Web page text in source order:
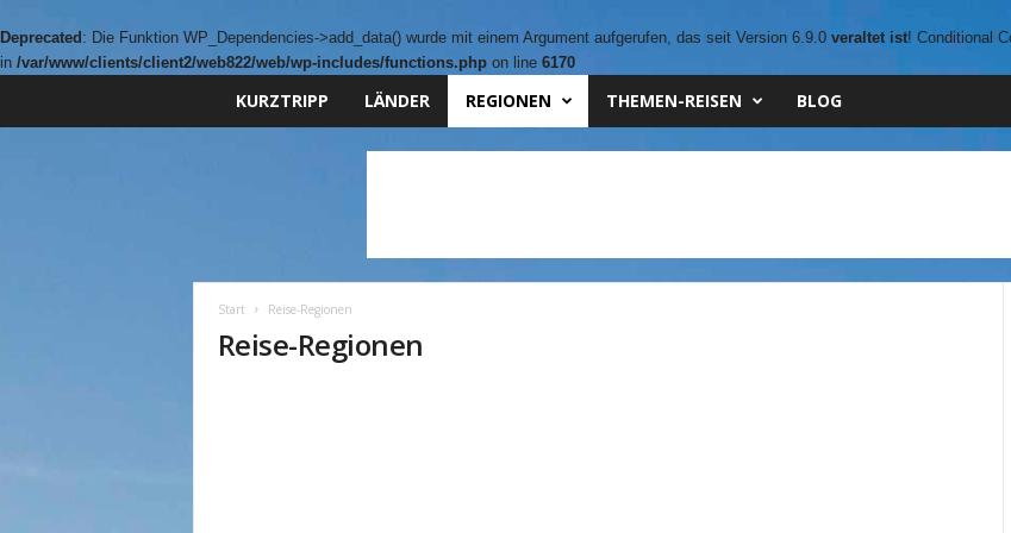
Deprecated : Die Funktion WP_Dependencies->add_data() wurde mit einem Argument aufgerufen, das seit Version 6.9.0 veraltet ist! Conditional
in /var/www/clients/client2/web822/web/wp-includes/functions.php on line 6170
KURZTRIPP LÄNDER REGIONEN THEMEN-REISEN BLOG
Start Reise-Regionen
Reise-Regionen